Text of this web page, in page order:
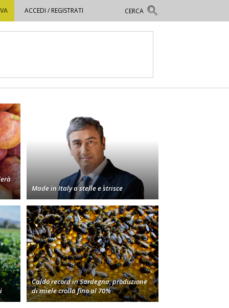
ACCEDI / REGISTRATI
Made in Italy a stelle e strisce
Caldo record in Sardegna, produzione
di miele crolla fino al 70%